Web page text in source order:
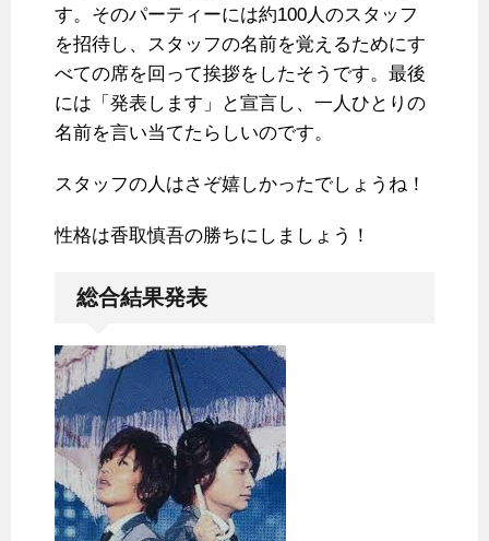
す。そのパーティーには約100人のスタッフ
を招待し、スタッフの名前を覚えるためにす
べての席を回って挨拶をしたそうです。最後
には「発表します」と宣言し、一人ひとりの
名前を言い当てたらしいのです。
スタッフの人はさぞ嬉しかったでしょうね！
性格は香取慎吾の勝ちにしましょう！
総合結果発表